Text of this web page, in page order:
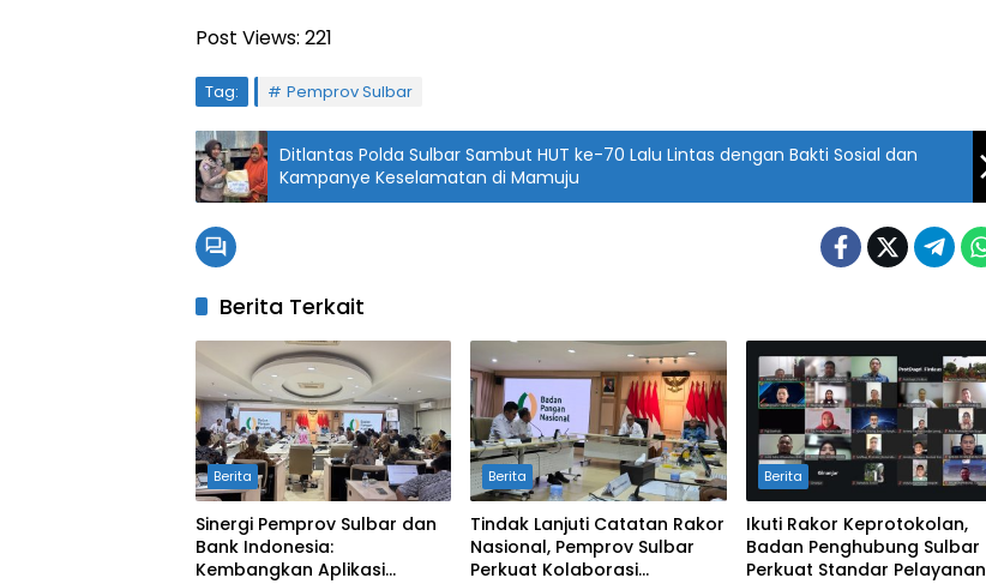
Post Views: 221
Tag: Pemprov Sulbar
Ditlantas Polda Sulbar Sambut HUT ke-70 Lalu Lintas dengan Bakti Sosial dan
Kampanye Keselamatan di Mamuju
Berita Terkait
Berita
Sinergi Pemprov Sulbar dan
Bank Indonesia:
Kembangkan Aplikasi
Berita
Tindak Lanjuti Catatan Rakor
Nasional, Pemprov Sulbar
Perkuat Kolaborasi
Berita
Ikuti Rakor Keprotokolan,
Badan Penghubung Sulbar
Perkuat Standar Pelayanan